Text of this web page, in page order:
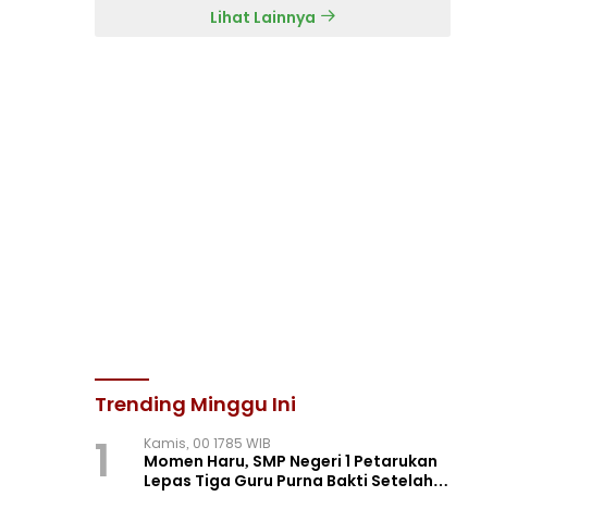
Lihat Lainnya
Trending Minggu Ini
1 Kamis, 00 1785 WIB
Momen Haru, SMP Negeri 1 Petarukan
Lepas Tiga Guru Purna Bakti Setelah